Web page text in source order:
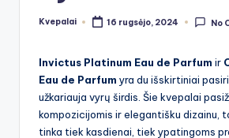
Posted
Kvepalai 16 rugsėjo, 2024 No
Invictus Platinum Eau de Parfum ir
Eau de Parfum yra du išskirtiniai
užkariauja vyrų širdis. Šie kvepalai
kompozicijomis ir elegantišku dizainu,
tinka tiek kasdienai, tiek ypatingoms